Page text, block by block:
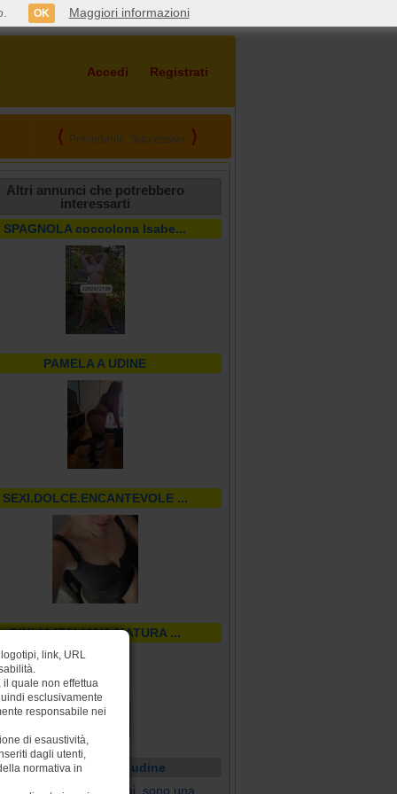
Accedi Registrati
⟨ Precedente Successivo ⟩
Altri annunci che potrebbero
interessarti
SPAGNOLA coccolona Isabe...
PAMELA A UDINE
SEXI.DOLCE.ENCANTEVOLE ...
GIULIA ITALIANA MATURA ...
Sono disponibile udine
Sono Serena, ho 26 anni, sono una
link, URL
quale non effettua
esclusivamente
responsabile nei
di esaustività,
dagli utenti,
normativa in
OK Maggiori informazioni